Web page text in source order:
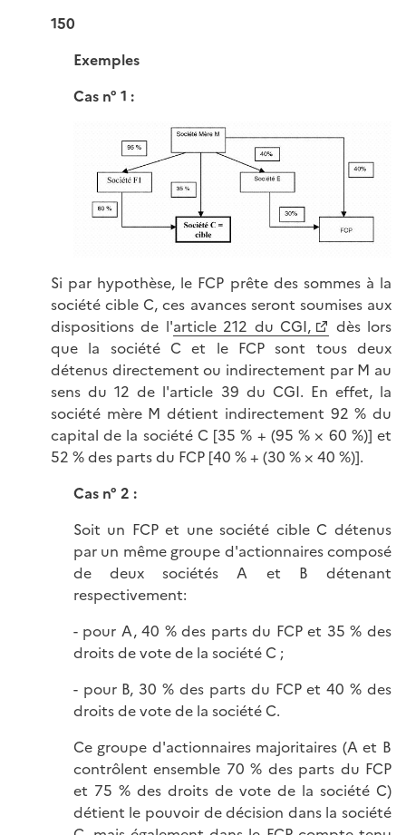
150
Exemples
Cas n° 1 :
Si par hypothèse, le FCP prête des sommes à la
société cible C, ces avances seront soumises aux
dispositions de l'article 212 du CGI,
dès lors
que la société C et le FCP sont tous deux
détenus directement ou indirectement par M au
sens du 12 de l'article 39 du CGI. En effet, la
société mère M détient indirectement 92 % du
capital de la société C [35 % + (95 % × 60 %)] et
52 % des parts du FCP [40 % + (30 % × 40 %)].
Cas n° 2 :
Soit un FCP et une société cible C détenus
par un même groupe d'actionnaires composé
de deux sociétés A et B détenant
respectivement:
- pour A, 40 % des parts du FCP et 35 % des
droits de vote de la société C ;
- pour B, 30 % des parts du FCP et 40 % des
droits de vote de la société C.
Ce groupe d'actionnaires majoritaires (A et B
contrôlent ensemble 70 % des parts du FCP
et 75 % des droits de vote de la société C)
détient le pouvoir de décision dans la société